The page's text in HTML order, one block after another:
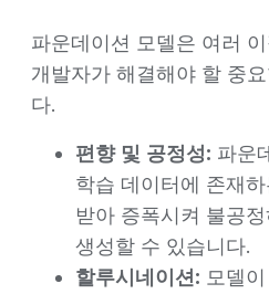
파운데이션 모델은 여러
개발자가 해결해야 할 중
다.
편향 및 공정성: 파운
학습 데이터에 존재
받아 증폭시켜 불공
생성할 수 있습니다.
할루시네이션: 모델